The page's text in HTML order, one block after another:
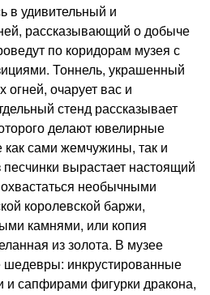
в удивительный и
рассказывающий о добыче
по коридорам музея с
Тоннель, украшенный
очарует вас и
стенд рассказывает
делают ювелирные
сами жемчужины, так и
вырастает настоящий
необычными
королевской баржи,
камнями, или копия
из золота. В музее
шедевры: инкрустированные
и сапфирами фигурки дракона,